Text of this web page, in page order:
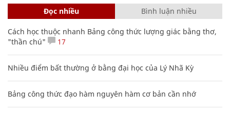
Đọc nhiều Bình luận nhiều
Cách học thuộc nhanh Bảng công thức lượng giác bằng thơ,
"thần chú"
17
Nhiều điểm bất thường ở bằng đại học của Lý Nhã Kỳ
Bảng công thức đạo hàm nguyên hàm cơ bản cần nhớ